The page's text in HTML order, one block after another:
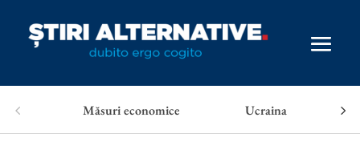
Măsuri economice Ucraina